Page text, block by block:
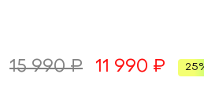
15 990 ₽ 11 990 ₽